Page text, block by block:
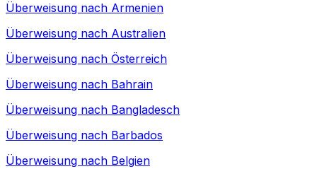
Überweisung nach Armenien
Überweisung nach Australien
Überweisung nach Österreich
Überweisung nach Bahrain
Überweisung nach Bangladesch
Überweisung nach Barbados
Überweisung nach Belgien